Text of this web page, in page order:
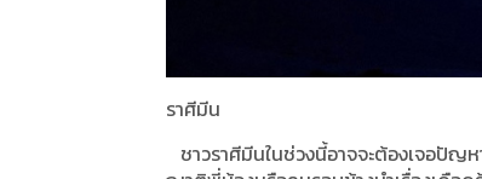
ราศีมีน
ชาวราศีมีนในช่วงนี้อาจจะต้องเจอปัญ